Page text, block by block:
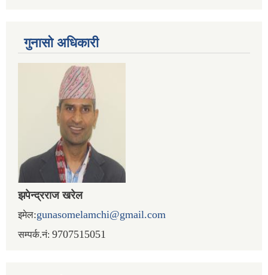
गुनासो अधिकारी
झपेन्द्रराज खरेल
इमेल:gunasomelamchi@gmail.com
सम्पर्क.नं: 9707515051